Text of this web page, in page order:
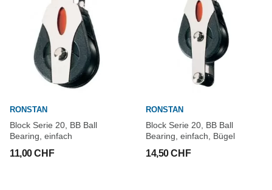
RONSTAN
Block Serie 20, BB Ball
Bearing, einfach
11,00 CHF
RONSTAN
Block Serie 20, BB Ball
Bearing, einfach, Bügel
14,50 CHF